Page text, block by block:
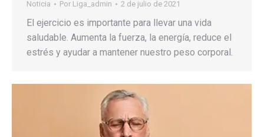
Noticia Por Liga_admin 2 de julio de 2021
El ejercicio es importante para llevar una vida
saludable. Aumenta la fuerza, la energía, reduce el
estrés y ayudar a mantener nuestro peso corporal.